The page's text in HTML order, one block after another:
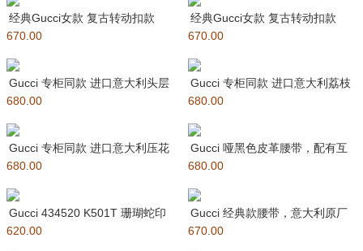
经典Gucci女款 复古转动扣款
Jackie系列窄版牛皮腰
670.00
经典Gucci女款 复古转动扣款
Jackie系列窄版牛皮腰
670.00
Gucci 专柜同款 进口意大利头层
压纹牛皮 原版进口平纹底
680.00
Gucci 专柜同款 进口意大利荔枝
纹牛皮 原版进口平纹底衬
680.00
Gucci 专柜同款 进口意大利压花
布贴皮 原版进口平纹底衬
680.00
Gucci 哑黑色皮革腰带，配有互
扣式双G带扣细节。黑色皮
680.00
Gucci 434520 K501T 珊瑚蛇印
花 宽度3.5
620.00
Gucci 经典款腰带，意大利原厂
定制原版皮，精品竹节马蹄五
670.00